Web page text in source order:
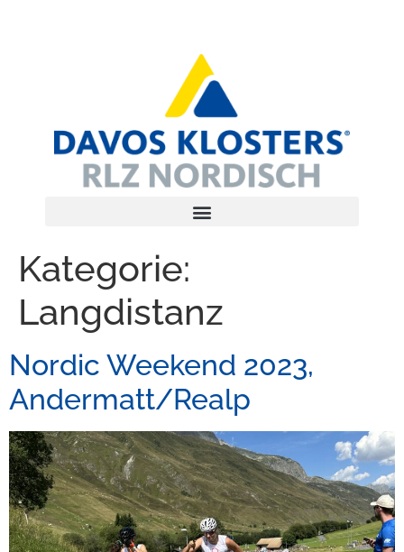
Kategorie:
Langdistanz
Nordic Weekend 2023,
Andermatt/Realp